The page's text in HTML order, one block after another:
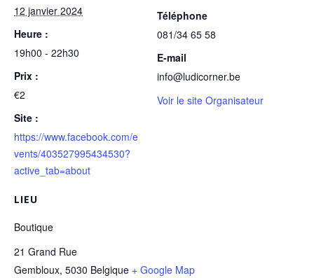
12 janvier 2024
Heure :
19h00 - 22h30
Prix :
€2
Site :
https://www.facebook.com/e
vents/403527995434530?
active_tab=about
LIEU
Boutique
21 Grand Rue
Gembloux, 5030 Belgique + Google Map
Téléphone
081/34 65 58
E-mail
info@ludicorner.be
Voir le site Organisateur